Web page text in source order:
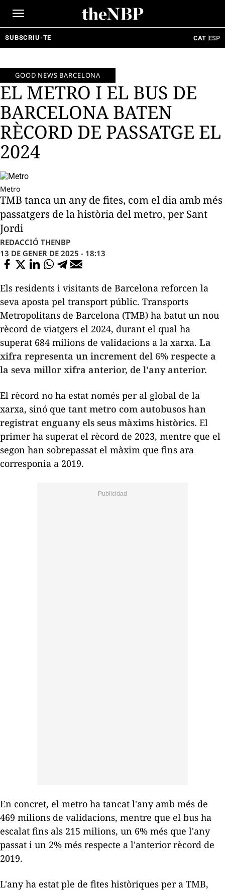
SUBSCRIU-TE CAT ESP
GOOD NEWS BARCELONA
EL METRO I EL BUS DE
BARCELONA BATEN
RÈCORD DE PASSATGE EL
2024
Metro
TMB tanca un any de fites, com el dia amb més
passatgers de la història del metro, per Sant
Jordi
REDACCIÓ THENBP
13 DE GENER DE 2025 - 18:13
Els residents i visitants de Barcelona reforcen la
seva aposta pel transport públic. Transports
Metropolitans de Barcelona (TMB) ha batut un nou
rècord de viatgers el 2024, durant el qual ha
superat 684 milions de validacions a la xarxa. La
xifra representa un increment del 6% respecte a
la seva millor xifra anterior, de l'any anterior.
El rècord no ha estat només per al global de la
xarxa, sinó que tant metro com autobusos han
registrat enguany els seus màxims històrics. El
primer ha superat el rècord de 2023, mentre que el
segon han sobrepassat el màxim que fins ara
corresponia a 2019.
En concret, el metro ha tancat l'any amb més de
469 milions de validacions, mentre que el bus ha
escalat fins als 215 milions, un 6% més que l'any
passat i un 2% més respecte a l'anterior rècord de
2019.
L'any ha estat ple de fites històriques per a TMB,